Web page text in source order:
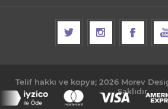
Telif hakkı ve kopya; 2026 Morev
Saklıdır.